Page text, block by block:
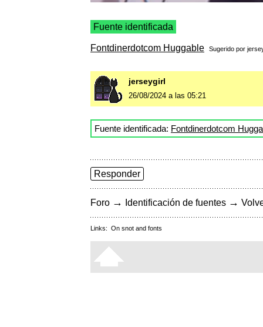
Fuente identificada
Fontdinerdotcom Huggable Sugerido por
jerseygirl
26/08/2024 a las 05:21
Fuente identificada: Fontdinerdotcom
Responder
Foro → Identificación de fuentes →
Links: On snot and fonts